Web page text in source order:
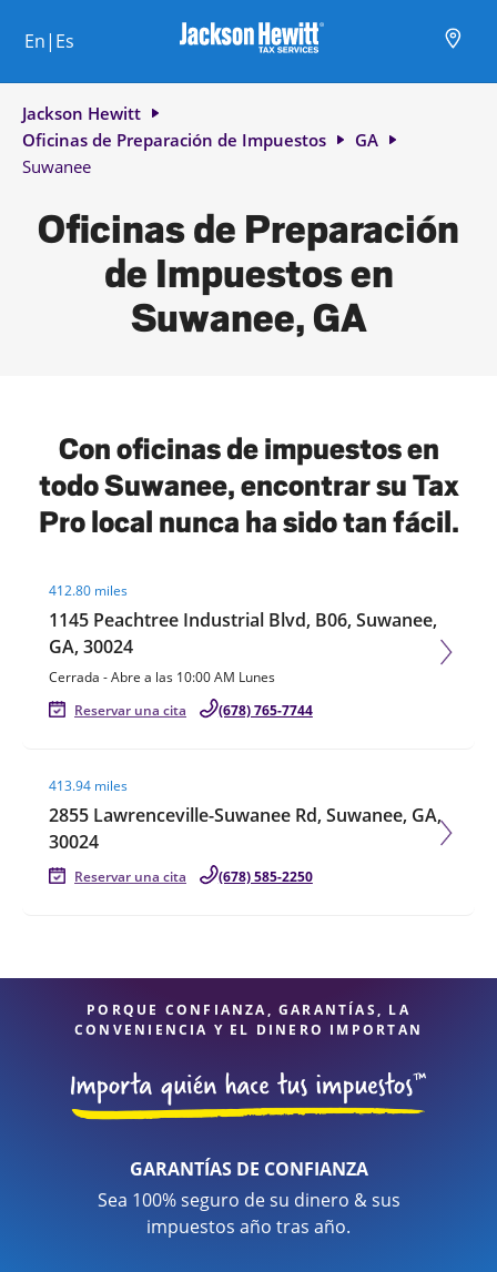
En|Es
Jackson Hewitt
Oficinas de Preparación de Impuestos
GA
Suwanee
Oficinas de Preparación
de Impuestos en
Suwanee, GA
Con oficinas de impuestos en
todo Suwanee, encontrar su Tax
Pro local nunca ha sido tan fácil.
412.80 miles
1145 Peachtree Industrial Blvd, B06, Suwanee,
GA, 30024
Cerrada -Abre a las 10:00 AM Lunes
Reservar una cita
(678) 765-7744
413.94 miles
2855 Lawrenceville-Suwanee Rd, Suwanee, GA,
30024
Reservar una cita (678) 585-2250
PORQUE CONFIANZA, GARANTÍAS, LA
CONVENIENCIA Y EL DINERO IMPORTAN
GARANTÍAS DE CONFIANZA
Sea 100% seguro de su dinero & sus
impuestos año tras año.